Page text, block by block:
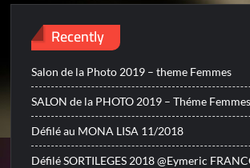
Recently
Salon de la Photo 2019 – theme Femmes
SALON de la PHOTO 2019 – Théme Femmes
Défilé au MONA LISA 11/2018
Défilé SORTILEGES 2018 @Eymeric